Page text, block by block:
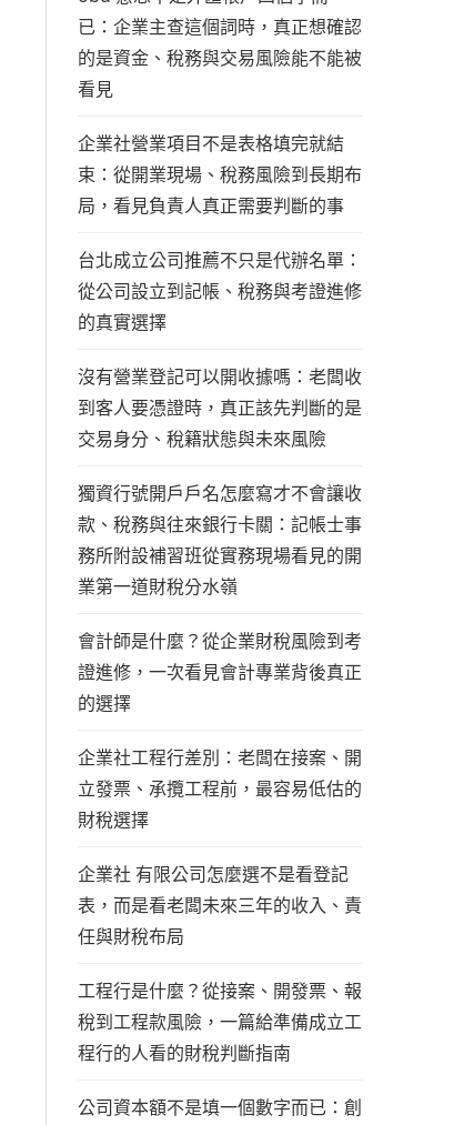
已：企業主查這個詞時，真正想確認
的是資金、稅務與交易風險能不能被
看見
企業社營業項目不是表格填完就結
束：從開業現場、稅務風險到長期布
局，看見負責人真正需要判斷的事
台北成立公司推薦不只是代辦名單：
從公司設立到記帳、稅務與考證進修
的真實選擇
沒有營業登記可以開收據嗎：老闆收
到客人要憑證時，真正該先判斷的是
交易身分、稅籍狀態與未來風險
獨資行號開戶戶名怎麼寫才不會讓收
款、稅務與往來銀行卡關：記帳士事
務所附設補習班從實務現場看見的開
業第一道財稅分水嶺
會計師是什麼？從企業財稅風險到考
證進修，一次看見會計專業背後真正
的選擇
企業社工程行差別：老闆在接案、開
立發票、承攬工程前，最容易低估的
財稅選擇
企業社 有限公司怎麼選不是看登記
表，而是看老闆未來三年的收入、責
任與財稅布局
工程行是什麼？從接案、開發票、報
稅到工程款風險，一篇給準備成立工
程行的人看的財稅判斷指南
公司資本額不是填一個數字而已：創